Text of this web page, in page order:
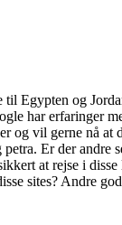
til Egypten og
har erfaringer
og vil gerne nå
petra. Er der andre
at rejse i
sites? Andre